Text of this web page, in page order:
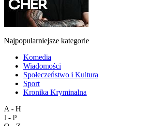
Najpopularniejsze kategorie
Komedia
Wiadomości
Społeczeństwo i Kultura
Sport
Kronika Kryminalna
A - H
I - P